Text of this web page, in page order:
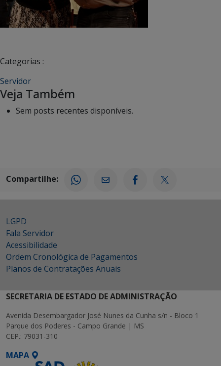
Categorias :
Servidor
Veja Também
Sem posts recentes disponíveis.
Compartilhe:
LGPD
Fala Servidor
Acessibilidade
Ordem Cronológica de Pagamentos
Planos de Contratações Anuais
SECRETARIA DE ESTADO DE ADMINISTRAÇÃO
Avenida Desembargador José Nunes da Cunha s/n - Bloco 1
Parque dos Poderes - Campo Grande | MS
CEP.: 79031-310
MAPA